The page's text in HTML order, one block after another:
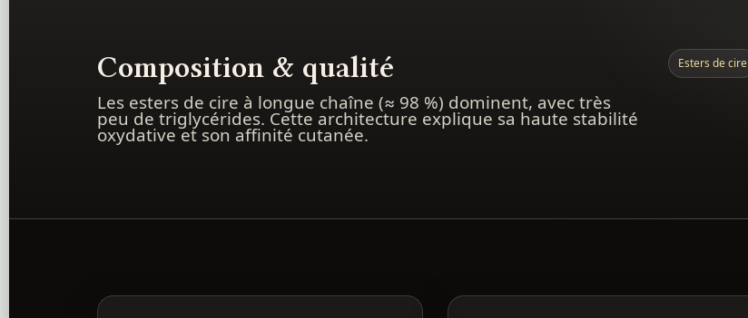
Composition & qualité
Les esters de cire à longue chaîne (≈ 98 %) dominent, avec très
peu de triglycérides. Cette architecture explique sa haute stabilité
oxydative et son affinité cutanée.
Esters de cire